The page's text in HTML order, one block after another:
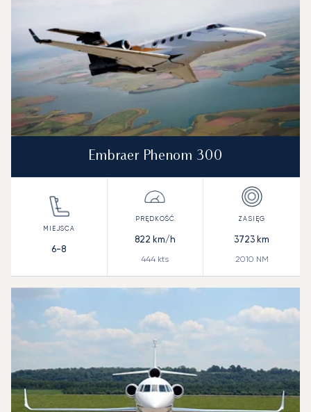
Embraer Phenom 300
6-8
822 km/h
444 kts
3723 km
2010 NM